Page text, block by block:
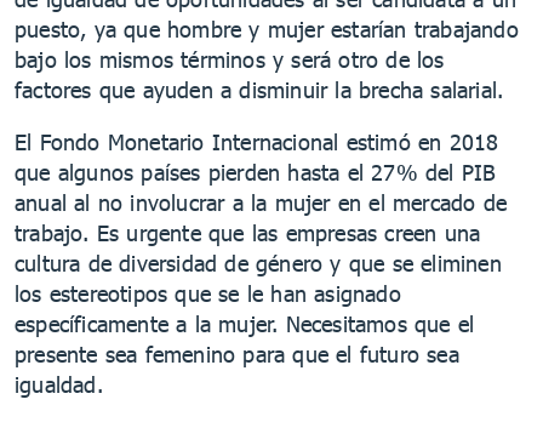
puesto, ya que hombre y mujer estarían trabajando
bajo los mismos términos y será otro de los
factores que ayuden a disminuir la brecha salarial.
El Fondo Monetario Internacional estimó en 2018
que algunos países pierden hasta el 27% del PIB
anual al no involucrar a la mujer en el mercado de
trabajo. Es urgente que las empresas creen una
cultura de diversidad de género y que se eliminen
los estereotipos que se le han asignado
específicamente a la mujer. Necesitamos que el
presente sea femenino para que el futuro sea
igualdad.